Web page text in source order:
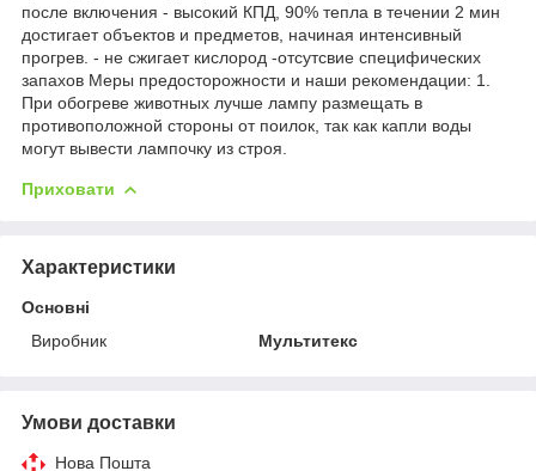
после включения - высокий КПД, 90% тепла в течении 2 мин
достигает объектов и предметов, начиная интенсивный
прогрев. - не сжигает кислород -отсутсвие специфических
запахов Меры предосторожности и наши рекомендации: 1.
При обогреве животных лучше лампу размещать в
противоположной стороны от поилок, так как капли воды
могут вывести лампочку из строя.
Приховати
Характеристики
Основні
Виробник
Мультитекс
Умови доставки
Нова Пошта